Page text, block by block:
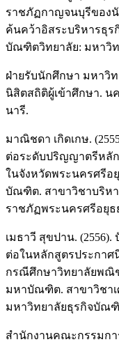
ราชภัฏกาญจนบุรีของนั
ค้นคว้าอิสระบริหารธุ
บัณฑิตวิทยาลัย: มหาวิ
ฝ่ายรับนักศึกษา มหาวิท
นิสิตสถิติผู้เข้าศึกษา. น
นารี.
มาณิชดา เกิดเกษ.
ต่อระดับปริญญาตรีหลั
ในจังหวัดพระนครศรีอ
บัณฑิต. สาขาวิชาบริห
ราชภัฏพระนครศรีอยุธ
เมธาวี สุขปาน.
ต่อในหลักสูตรประกาศ
กรณีศึกษาวิทยาลัยพณิ
มหาบัณฑิต. สาขาวิชา
มหาวิทยาลัยธุรกิจบัณ
สำนักงานคณะกรรมกา